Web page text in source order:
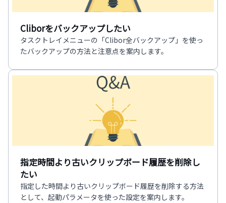
Cliborをバックアップしたい
タスクトレイメニューの「Clibor全バックアップ」を使っ
たバックアップの方法と注意点を案内します。
指定時間より古いクリップボード履歴を削除し
たい
指定した時間より古いクリップボード履歴を削除する方法
として、起動パラメータを使った設定を案内します。